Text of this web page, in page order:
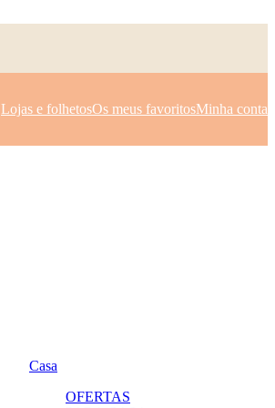
Lojas e folhetosOs meus favoritosMinha conta
Casa
OFERTAS